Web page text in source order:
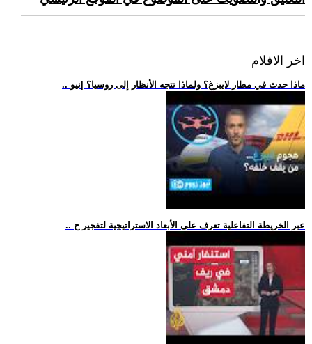
اخر الافلام
.. ماذا حدث في مطار لايبزغ؟ ولماذا تتجه الأنظار إلى روسيا؟ |نيو
.. عبر الخريطة التفاعلية تعرف على الأبعاد الاستراتيجية لتفجير ح